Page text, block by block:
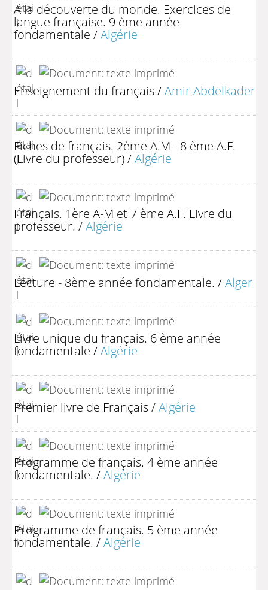
A la découverte du monde. Exercices de
langue française. 9 ème année
fondamentale /Algérie
Enseignement du français/Amir Abdelkader
Fiches de français. 2ème A.M - 8 ème A.F.
(Livre du professeur)/Algérie
Français. 1ère A-M et 7 ème A.F. Livre du
professeur. /Algérie
Lecture - 8ème année fondamentale. /Alger
Livre unique du français. 6 ème année
fondamentale /Algérie
Premier livre de Français/Algérie
Programme de français. 4 ème année
fondamentale. /Algérie
Programme de français. 5 ème année
fondamentale. /Algérie